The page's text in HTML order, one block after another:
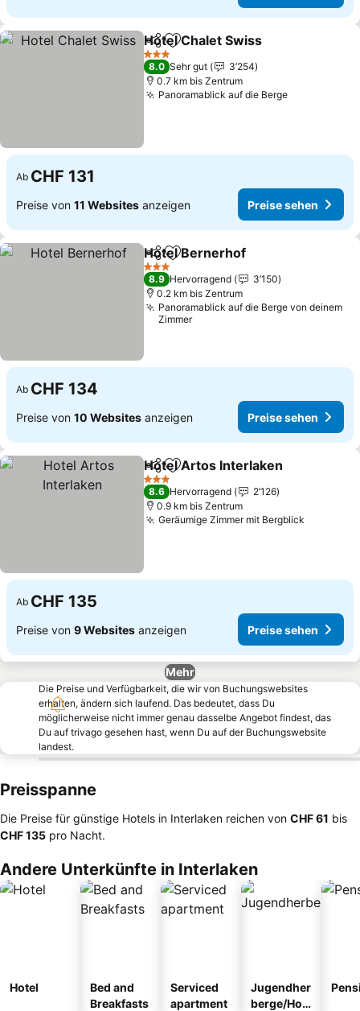
TeilenZu Favoriten hinzufügen
Hotel Chalet Swiss
3 Sterne
8.0 Sehr gut
3’254
0.7 km bis Zentrum
Panoramablick auf die Berge
Ab CHF 131
Preise von 11 Websites anzeigen Preise sehen
TeilenZu Favoriten hinzufügen
Hotel Bernerhof
3 Sterne
8.9 Hervorragend
3’150
0.2 km bis Zentrum
Panoramablick auf die Berge von deinem
Zimmer
Ab CHF 134
Preise von 10 Websites anzeigen Preise sehen
TeilenZu Favoriten hinzufügen
Hotel Artos Interlaken
3 Sterne
8.6 Hervorragend
2’126
0.9 km bis Zentrum
Geräumige Zimmer mit Bergblick
Ab CHF 135
Preise von 9 Websites anzeigen Preise sehen
Mehr
Die Preise und Verfügbarkeit, die wir von Buchungswebsites
erhalten, ändern sich laufend. Das bedeutet, dass Du
möglicherweise nicht immer genau dasselbe Angebot findest, das
Du auf trivago gesehen hast, wenn Du auf der Buchungswebsite
landest.
Preisspanne
Die Preise für günstige Hotels in Interlaken reichen von ‎CHF 61 bis
‎CHF 135 pro Nacht.
Andere Unterkünfte in Interlaken
Hotel
Bed and
Breakfasts
Serviced
apartment
Jugendher
berge/Hos